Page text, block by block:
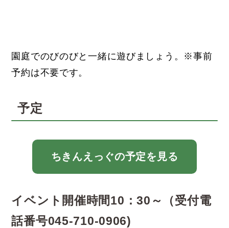
園庭でのびのびと一緒に遊びましょう。※事前
予約は不要です。
予定
ちきんえっぐの予定を見る
イベント開催時間10：30～（受付電
話番号045-710-0906)